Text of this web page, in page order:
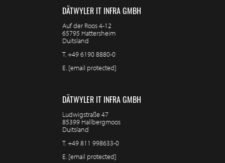
DÄTWYLER IT INFRA GMBH
Auf der Roos 4-12
65795 Hattersheim
Duitsland
T.+49 6190 8880-0
E. [email protected]
DÄTWYLER IT INFRA GMBH
Ludwigstraße 47
85399 Hallbergmoos
Duitsland
T.+49 811 998633-0
E. [email protected]